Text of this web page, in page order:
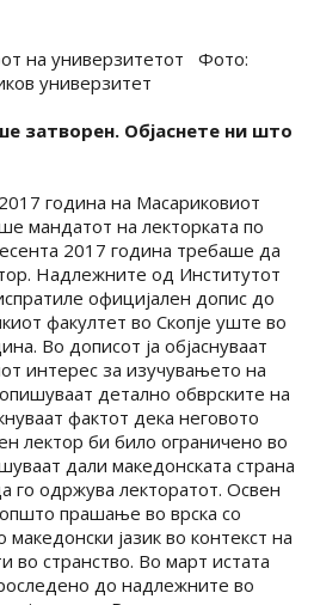
на универзитетот Фото:
универзитет
затворен. Објаснете ни што
година на Масариковиот
мандатот на лекторката по
2017 година требаше да
Надлежните од Институтот
официјален допис до
факултет во Скопје уште во
Во дописот ја објаснуваат
интерес за изучувањето на
детално обврските на
фактот дека неговото
лектор би било ограничено во
дали македонската страна
го одржува лекторатот. Освен
прашање во врска со
македонски јазик во контекст на
во странство. Во март истата
до надлежните во